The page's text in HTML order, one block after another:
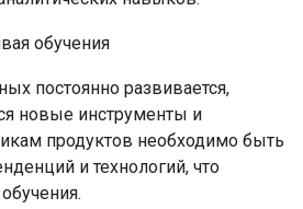
обучения
постоянно развивается,
новые инструменты и
продуктов необходимо быть
и технологий, что